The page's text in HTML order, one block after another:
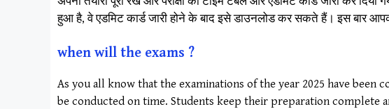
हुआ है, वे एडमिट कार्ड जारी होने के बाद इसे डाउनलोड कर सकते हैं। इस बार
when will the exams ?
As you all know that the examinations of the year 2025 have
be conducted on time. Students keep their preparation complete